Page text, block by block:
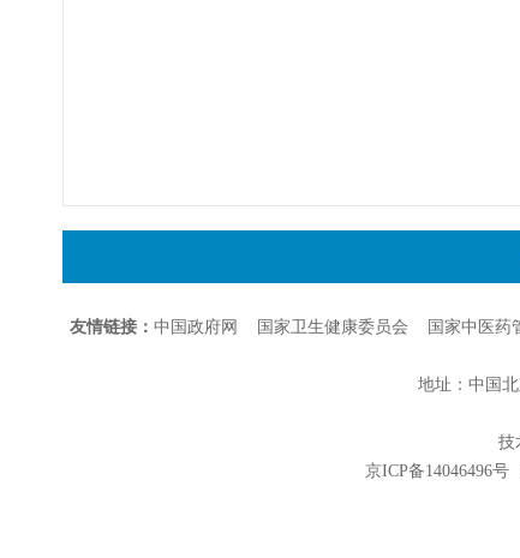
友情链接： 中国政府网 国家卫生健康委员会 国家中医药
地址：中国
技
京ICP备14046496号